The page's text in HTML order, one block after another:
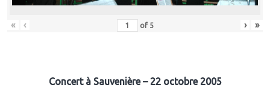
« ‹ of 5 › »
Concert à Sauvenière – 22 octobre 2005